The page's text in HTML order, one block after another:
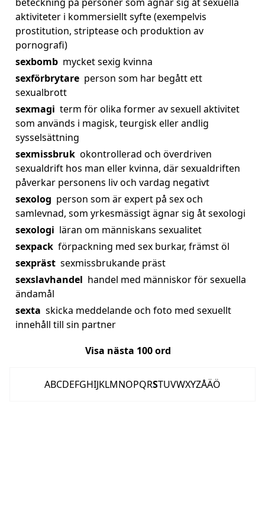
aktiviteter i kommersiellt syfte (exempelvis
prostitution, striptease och produktion av
pornografi)
sexbomb mycket sexig kvinna
sexförbrytare person som har begått ett
sexualbrott
sexmagi term för olika former av sexuell aktivitet
som används i magisk, teurgisk eller andlig
sysselsättning
sexmissbruk okontrollerad och överdriven
sexualdrift hos man eller kvinna, där sexualdriften
påverkar personens liv och vardag negativt
sexolog person som är expert på sex och
samlevnad, som yrkesmässigt ägnar sig åt sexologi
sexologi läran om människans sexualitet
sexpack förpackning med sex burkar, främst öl
sexpräst sexmissbrukande präst
sexslavhandel handel med människor för sexuella
ändamål
sexta skicka meddelande och foto med sexuellt
innehåll till sin partner
Visa nästa 100ord
ABCDEFGHIJKLMNOPQRSTUVWXYZÅÄÖ